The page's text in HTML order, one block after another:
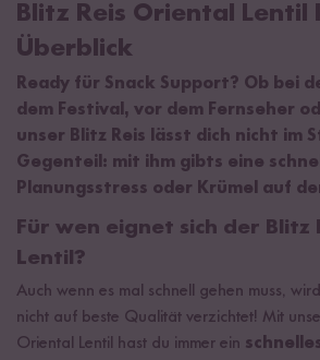
Blitz Reis Oriental Lentil
Überblick
Ready für Snack Support? Ob bei
dem Festival, vor dem Fernseher
unser Blitz Reis lässt dich nicht im
Gegenteil: mit ihm gibts eine
Planungsstress oder Krümel auf
Für wen eignet sich der Blitz
Lentil?
Auch wenn es mal schnell gehen muss,
nicht auf beste Qualität verzichtet! Mit
Oriental Lentil hast du immer ein